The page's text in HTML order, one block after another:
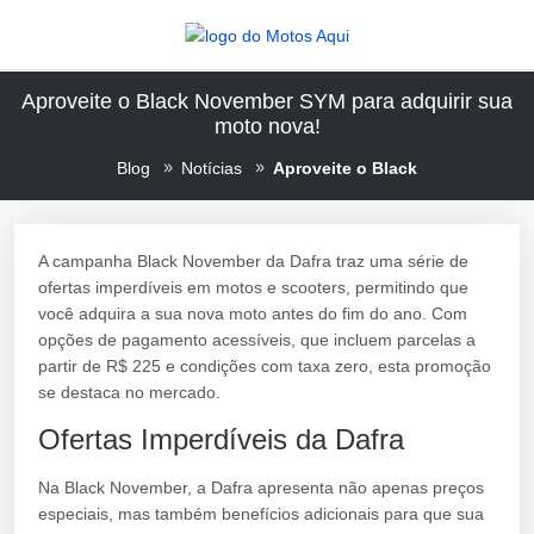
Aproveite o Black November SYM para adquirir sua
moto nova!
Blog Notícias Aproveite o Black
A campanha Black November da Dafra traz uma série de
ofertas imperdíveis em motos e scooters, permitindo que
você adquira a sua nova moto antes do fim do ano. Com
opções de pagamento acessíveis, que incluem parcelas a
partir de R$ 225 e condições com taxa zero, esta promoção
se destaca no mercado.
Ofertas Imperdíveis da Dafra
Na Black November, a Dafra apresenta não apenas preços
especiais, mas também benefícios adicionais para que sua